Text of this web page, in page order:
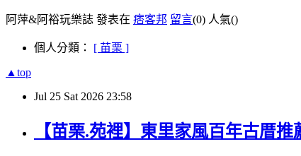
阿萍&阿裕玩樂誌 發表在 痞客邦 留言(0) 人氣()
個人分類： [ 苗栗 ]
▲top
Jul 25 Sat 2026 23:58
【苗栗.苑裡】東里家風百年古厝